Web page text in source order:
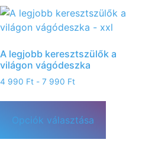
A legjobb keresztszülők a
világon vágódeszka
4 990 Ft - 7 990 Ft
Opciók választása